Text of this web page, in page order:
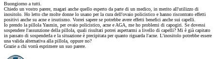
Buongiorno a tutti.
Chiedo un vostro parere, magari anche quello esperto da parte di un medico, in merito all'utilizzo di
inositolo. Ho letto che molte donne lo usano per la cura dell'ovaio policistico e hanno riscontrato effetti
positivi anche su acne e irsutismo. Vorrei sapere se potrebbe avere effetti benefici anche sui capelli.
Io prendo la pillola Yasmin, per ovaio policistico, acne e AGA, me ho problemi di capogiri. Se dovessi
sospendere l'assunzione della pillola, quali risultati potrei aspettarmi a livello di capelli? Mi è già capitato
in passato di sospenderla e la situazione è precipitata per quanto riguarda l'acne. L'inositolo potrebbe essere
una valida alternativa alla pillola, oppure no?
Grazie a chi vorrà esprimere un suo parere.